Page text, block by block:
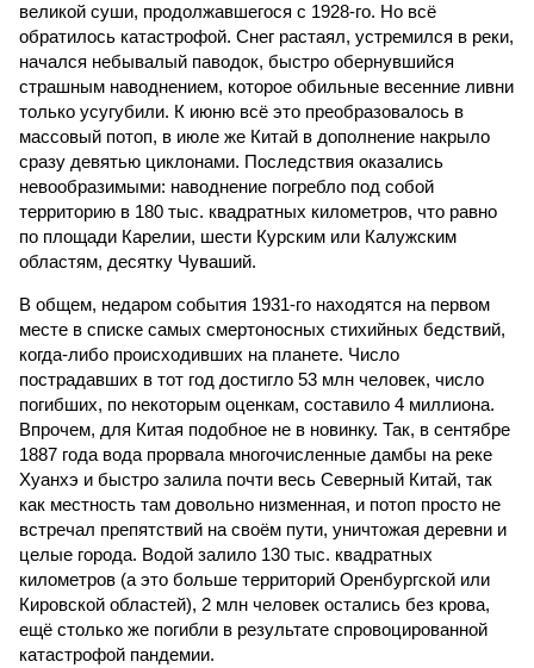
великой суши, продолжавшегося с 1928-го. Но всё
обратилось катастрофой. Снег растаял, устремился в реки,
начался небывалый паводок, быстро обернувшийся
страшным наводнением, которое обильные весенние ливни
только усугубили. К июню всё это преобразовалось в
массовый потоп, в июле же Китай в дополнение накрыло
сразу девятью циклонами. Последствия оказались
невообразимыми: наводнение погребло под собой
территорию в 180 тыс. квадратных километров, что равно
по площади Карелии, шести Курским или Калужским
областям, десятку Чуваший.
В общем, недаром события 1931-го находятся на первом
месте в списке самых смертоносных стихийных бедствий,
когда-либо происходивших на планете. Число
пострадавших в тот год достигло 53 млн человек, число
погибших, по некоторым оценкам, составило 4 миллиона.
Впрочем, для Китая подобное не в новинку. Так, в сентябре
1887 года вода прорвала многочисленные дамбы на реке
Хуанхэ и быстро залила почти весь Северный Китай, так
как местность там довольно низменная, и потоп просто не
встречал препятствий на своём пути, уничтожая деревни и
целые города. Водой залило 130 тыс. квадратных
километров (а это больше территорий Оренбургской или
Кировской областей), 2 млн человек остались без крова,
ещё столько же погибли в результате спровоцированной
катастрофой пандемии.